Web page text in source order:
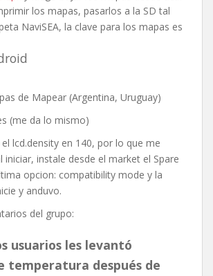
los mapas, pasarlos a la SD tal
NaviSEA, la clave para los mapas es
de Mapear (Argentina, Uruguay)
(me da lo mismo)
lcd.density en 140, por lo que me
iniciar, instale desde el market el Spare
opcion: compatibility mode y la
y anduvo.
del grupo:
usuarios les levantó
temperatura después de